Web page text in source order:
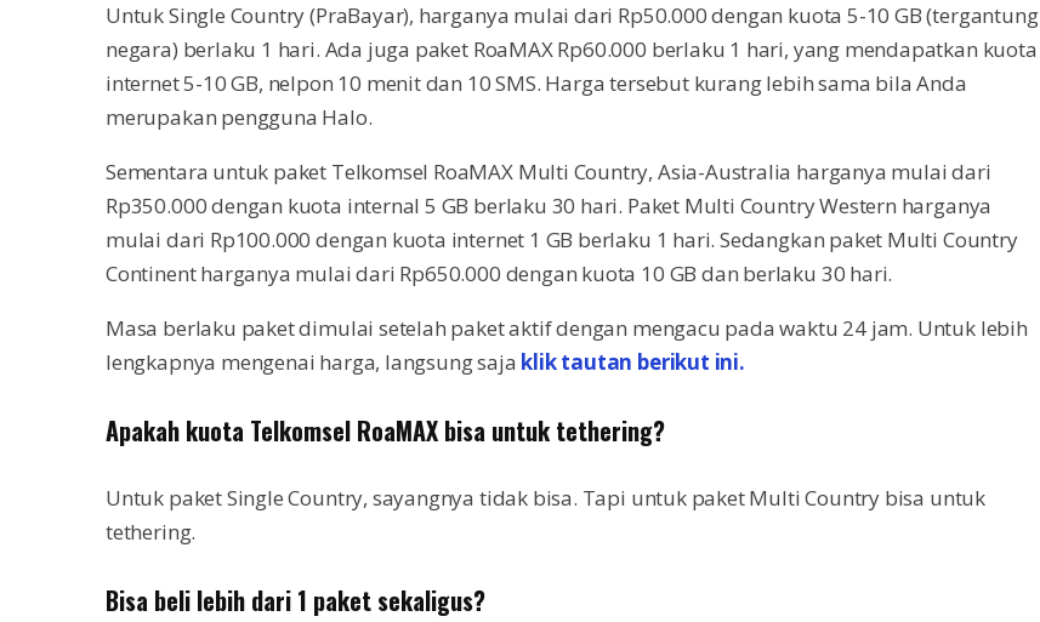
Untuk Single Country (PraBayar), harganya mulai dari Rp50.000 dengan kuota 5-10 GB (tergantung
negara) berlaku 1 hari. Ada juga paket RoaMAX Rp60.000 berlaku 1 hari, yang mendapatkan kuota
internet 5-10 GB, nelpon 10 menit dan 10 SMS. Harga tersebut kurang lebih sama bila Anda
merupakan pengguna Halo.
Sementara untuk paket Telkomsel RoaMAX Multi Country, Asia-Australia harganya mulai dari
Rp350.000 dengan kuota internal 5 GB berlaku 30 hari. Paket Multi Country Western harganya
mulai dari Rp100.000 dengan kuota internet 1 GB berlaku 1 hari. Sedangkan paket Multi Country
Continent harganya mulai dari Rp650.000 dengan kuota 10 GB dan berlaku 30 hari.
Masa berlaku paket dimulai setelah paket aktif dengan mengacu pada waktu 24 jam. Untuk lebih
lengkapnya mengenai harga, langsung saja klik tautan berikut ini.
Apakah kuota Telkomsel RoaMAX bisa untuk tethering?
Untuk paket Single Country, sayangnya tidak bisa. Tapi untuk paket Multi Country bisa untuk
tethering.
Bisa beli lebih dari 1 paket sekaligus?